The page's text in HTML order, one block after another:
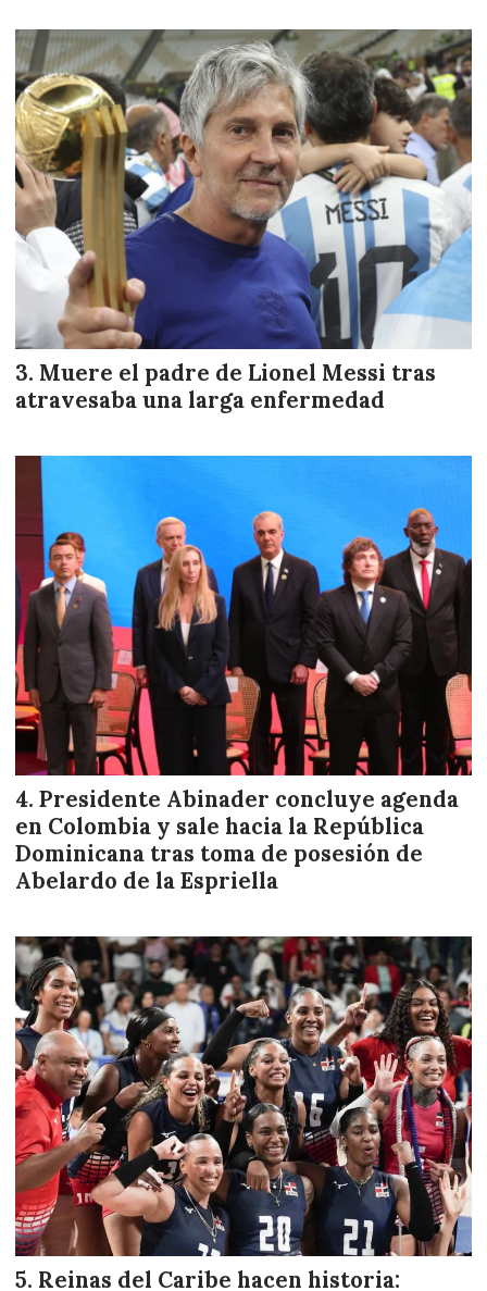
Muere el padre de Lionel Messi tras
atravesaba una larga enfermedad
Presidente Abinader concluye agenda
en Colombia y sale hacia la República
Dominicana tras toma de posesión de
Abelardo de la Espriella
Reinas del Caribe hacen historia: